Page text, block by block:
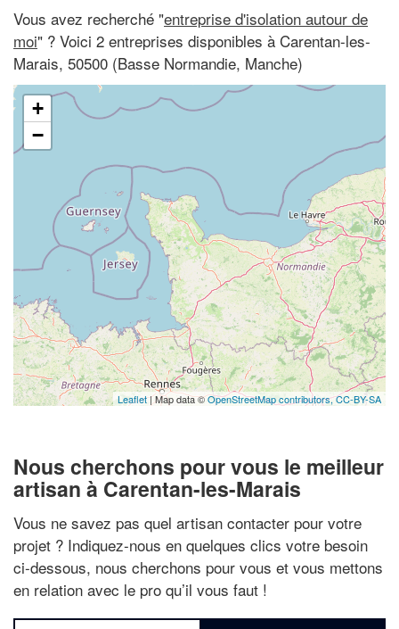
Vous avez recherché "entreprise d'isolation autour de
moi" ? Voici 2 entreprises disponibles à Carentan-les-
Marais, 50500 (Basse Normandie, Manche)
+
−
Leaflet| Map data ©OpenStreetMap contributors,CC-BY-SA
Nous cherchons pour vous le meilleur
artisan à Carentan-les-Marais
Vous ne savez pas quel artisan contacter pour votre
projet ? Indiquez-nous en quelques clics votre besoin
ci-dessous, nous cherchons pour vous et vous mettons
en relation avec le pro qu’il vous faut !